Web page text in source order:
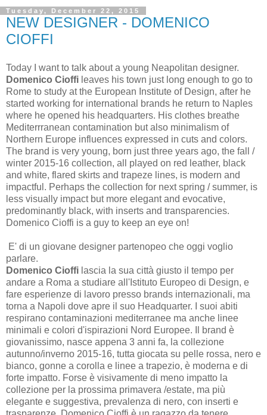
Tuesday, December 22, 2015
NEW DESIGNER - DOMENICO
CIOFFI
Today I want to talk about a young Neapolitan designer.
Domenico Cioffi leaves his town just long enough to go to
Rome to study at the European Institute of Design, after he
started working for international brands he return to Naples
where he opened his headquarters. His clothes breathe
Mediterrranean contamination but also minimalism of
Northern Europe influences expressed in cuts and colors.
The brand is very young, born just three years ago, the fall /
winter 2015-16 collection, all played on red leather, black
and white, flared skirts and trapeze lines, is modern and
impactful. Perhaps the collection for next spring / summer, is
less visually impact but more elegant and evocative,
predominantly black, with inserts and transparencies.
Domenico Cioffi is a guy to keep an eye on!
E' di un giovane designer partenopeo che oggi voglio
parlare.
Domenico Cioffi lascia la sua città giusto il tempo per
andare a Roma a studiare all'Istituto Europeo di Design, e
fare esperienze di lavoro presso brands internazionali, ma
torna a Napoli dove apre il suo Headquarter. I suoi abiti
respirano contaminazioni mediterranee ma anche linee
minimali e colori d'ispirazioni Nord Europee. Il brand è
giovanissimo, nasce appena 3 anni fa, la collezione
autunno/inverno 2015-16, tutta giocata su pelle rossa, nero e
bianco, gonne a corolla e linee a trapezio, è moderna e di
forte impatto. Forse è visivamente di meno impatto la
collezione per la prossima primavera /estate, ma più
elegante e suggestiva, prevalenza di nero, con inserti e